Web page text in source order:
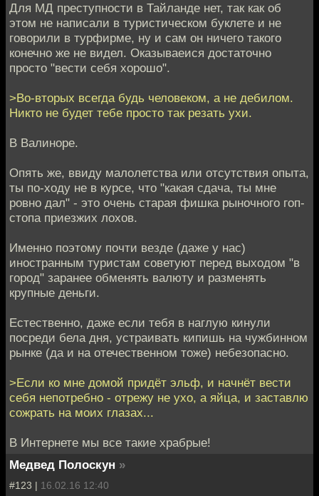
Для МД преступности в Тайланде нет, так как об
этом не написали в туристическом буклете и не
говорили в турфирме, ну и сам он ничего такого
конечно же не видел. Оказываеися достаточно
просто "вести себя хорошо".
>Во-вторых всегда будь человеком, а не дебилом.
Никто не будет тебе просто так резать ухи.
В Валиноре.
Опять же, ввиду малолетства или отсутствия опыта,
ты по-ходу не в курсе, что "какая сдача, ты мне
ровно дал" - это очень старая фишка рыночного гоп-
стопа приезжих лохов.
Именно поэтому почти везде (даже у нас)
иностранным туристам советуют перед выходом "в
город" заранее обменять валюту и разменять
крупные деньги.
Естественно, даже если тебя в наглую кинули
посреди бела дня, устраивать кипишь на чужбинном
рынке (да и на отечественном тоже) небезопасно.
>Если ко мне домой придёт эльф, и начнёт вести
себя непотребно - отрежу не ухо, а яйца, и заставлю
сожрать на моих глазах...
В Интернете мы все такие храбрые!
Медвед Полоскун »
#123 | 16.02.16 12:40